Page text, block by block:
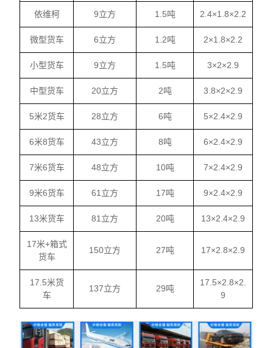
依维柯 9立方 1.5吨 2.4×1.8×2.2
微型货车 6立方 1.2吨 2×1.8×2.2
小型货车 9立方 1.5吨 3×2×2.9
中型货车 20立方 2吨 3.8×2×2.9
5米2货车 28立方 6吨 5×2.4×2.9
6米8货车 43立方 8吨 6×2.4×2.9
7米6货车 48立方 10吨 7×2.4×2.9
9米6货车 61立方 17吨 9×2.4×2.9
13米货车 81立方 20吨 13×2.4×2.9
17米+箱式
货车
150立方 27吨 17×2.8×2.9
17.5米货
车
137立方 29吨
17.5×2.8×2.
9